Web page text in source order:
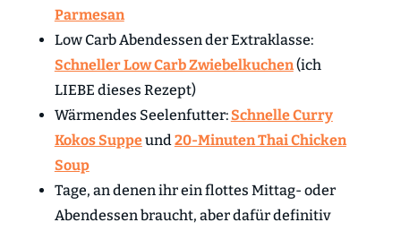
Parmesan
Low Carb Abendessen der Extraklasse:
Schneller Low Carb Zwiebelkuchen(ich
LIEBE dieses Rezept)
Wärmendes Seelenfutter: Schnelle Curry
Kokos Suppeund20-Minuten Thai Chicken
Soup
Tage, an denen ihr ein flottes Mittag- oder
Abendessen braucht, aber dafür definitiv